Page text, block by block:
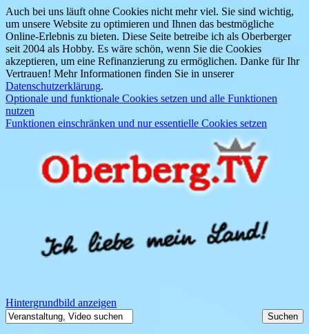
Auch bei uns läuft ohne Cookies nicht mehr viel. Sie sind wichtig,
um unsere Website zu optimieren und Ihnen das bestmögliche
Online-Erlebnis zu bieten. Diese Seite betreibe ich als Oberberger
seit 2004 als Hobby. Es wäre schön, wenn Sie die Cookies
akzeptieren, um eine Refinanzierung zu ermöglichen. Danke für Ihr
Vertrauen! Mehr Informationen finden Sie in unserer
Datenschutzerklärung.
Optionale und funktionale Cookies setzen und alle Funktionen
nutzen
Funktionen einschränken und nur essentielle Cookies setzen
Hintergrundbild anzeigen